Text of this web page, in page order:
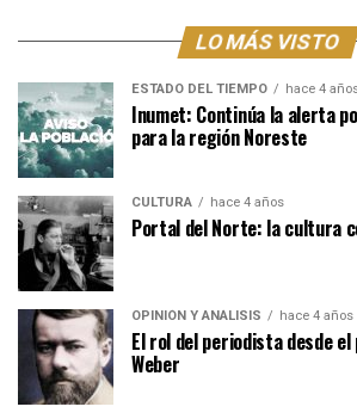
LO MÁS VISTO
ESTADO DEL TIEMPO hace 4
Inumet: Continúa la alerta
para la región Noreste
CULTURA hace 4 años
Portal del Norte: la cultura
OPINIÓN Y ANÁLISIS hace 4 años
El rol del periodista desde el
Weber